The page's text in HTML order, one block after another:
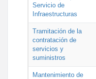
Servicio de
Infraestructuras
Tramitación de la
contratación de
servicios y
suministros
Mantenimiento de